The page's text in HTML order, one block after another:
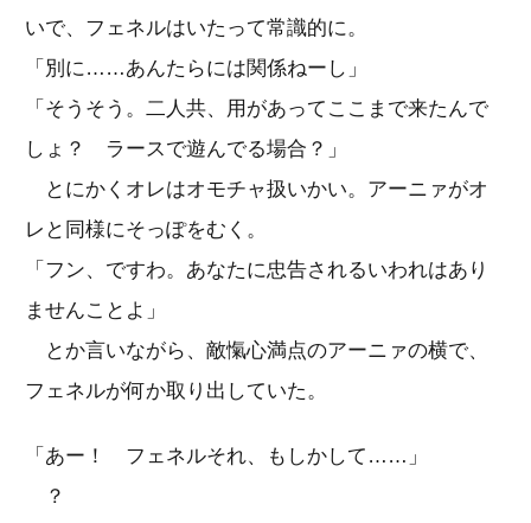
いで、フェネルはいたって常識的に。
「別に……あんたらには関係ねーし」
「そうそう。二人共、用があってここまで来たんで
しょ？ ラースで遊んでる場合？」
とにかくオレはオモチャ扱いかい。アーニァがオ
レと同様にそっぽをむく。
「フン、ですわ。あなたに忠告されるいわれはあり
ませんことよ」
とか言いながら、敵愾心満点のアーニァの横で、
フェネルが何か取り出していた。
「あー！ フェネルそれ、もしかして……」
？